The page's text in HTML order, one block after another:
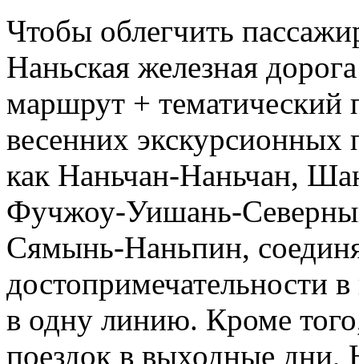
Чтобы облегчить
Наньская железная
маршрут + тематический
весенних экскурсионных
как Наньчан-Наньчан,
Фучжоу-Уишань-
Сямынь-Наньпин,
достопримечательности
в одну линию. Кроме
поездок в выходные дни,